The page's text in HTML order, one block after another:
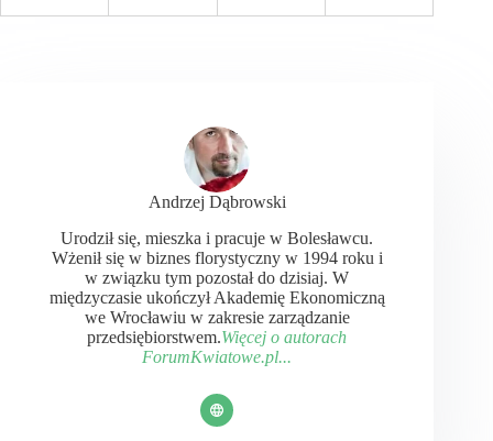
Andrzej Dąbrowski
Urodził się, mieszka i pracuje w Bolesławcu.
Wżenił się w biznes florystyczny w 1994 roku i
w związku tym pozostał do dzisiaj. W
międzyczasie ukończył Akademię Ekonomiczną
we Wrocławiu w zakresie zarządzanie
przedsiębiorstwem.Więcej o autorach
ForumKwiatowe.pl...